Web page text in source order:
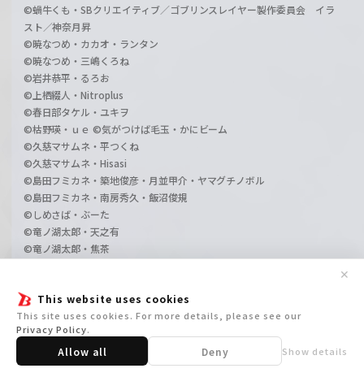
This website uses cookies
This site uses cookies. For more details, please see our
Privacy Policy.
Allow all Deny Show details
✕
©蝸牛くも・SBクリエイティブ／ゴブリンスレイヤー製作委員会 イラ
スト／神奈月昇
©暁なつめ・カカオ・ランタン
©暁なつめ・三嶋くろね
©岩井恭平・るろお
©上栖綴人・Nitroplus
©春日部タケル・ユキヲ
©枯野瑛・ｕｅ ©気がつけば毛玉・かにビーム
©久慈マサムネ・平つくね
©久慈マサムネ・Hisasi
©島田フミカネ・築地俊彦・月並甲介・ヤマグチノボル
©島田フミカネ・南房秀久・飯沼俊規
©しめさば・ぶーた
©竜ノ湖太郎・天之有
©竜ノ湖太郎・焦茶
©月夜涙・しおこんぶ
©水野良・グループSNE・出渕裕・左
©三田誠・pako
©LUCKY LAND COMMUNICATIONS/集英社・ジョジョの奇妙な冒険GW製
作委員会